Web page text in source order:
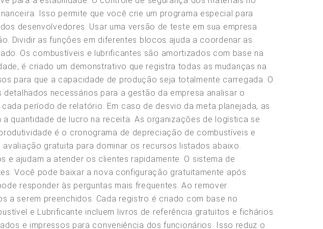
Isso permite que você crie um programa especial para
desenvolvedores. Usar uma versão de teste em sua empresa
Dividir as funções em diferentes blocos ajuda a coordenar as
Os combustíveis e lubrificantes são amortizados com base na
é criado um demonstrativo que registra todas as mudanças na
para que a capacidade de produção seja totalmente carregada. O
necessários para a gestão da empresa analisar o
período de relatório. Em caso de desvio da meta planejada, as
quantidade de lucro na receita. As organizações de logística se
é o cronograma de depreciação de combustíveis e
gratuita para dominar os recursos listados abaixo.
ajudam a atender os clientes rapidamente. O sistema de
Você pode baixar a nova configuração gratuitamente após
responder às perguntas mais frequentes. Ao remover
a serem preenchidos. Cada registro é criado com base no
e Lubrificante incluem livros de referência gratuitos e fichários
e impressos para conveniência dos funcionários. Isso reduz o